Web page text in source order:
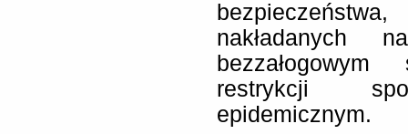
nakładanych
restrykcji
epidemicznym.